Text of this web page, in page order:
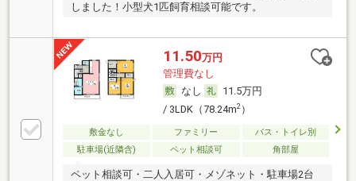
しました！小型犬1匹飼育相談可能です。
11.50万円
管理費なし
なし
11.5万円
/ 3LDK（78.24m2）
敷金なし ファミリー
バス・トイレ別
駐車場(近隣含)
ペット相談可 角部屋
ペット相談可・二人入居可・メゾネット・駐車場2台